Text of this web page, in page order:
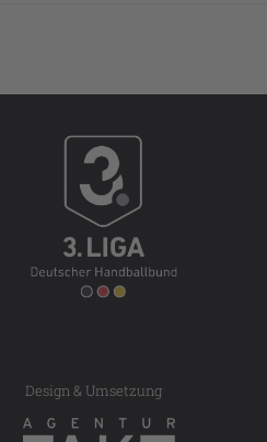
Design & Umsetzung